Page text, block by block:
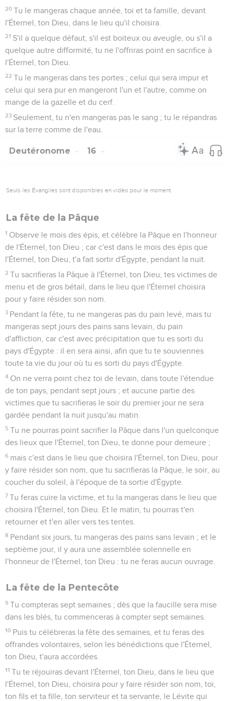
20 Tu le mangeras chaque année, toi et ta famille, devant
l'Éternel, ton Dieu, dans le lieu qu'il choisira.
21 S'il a quelque défaut, s'il est boiteux ou aveugle, ou s'il a
quelque autre difformité, tu ne l'offriras point en sacrifice à
l'Éternel, ton Dieu.
22 Tu le mangeras dans tes portes ; celui qui sera impur et
celui qui sera pur en mangeront l'un et l'autre, comme on
mange de la gazelle et du cerf.
23 Seulement, tu n'en mangeras pas le sang ; tu le répandras
sur la terre comme de l'eau.
Deutéronome 16
Seuls les Évangiles sont disponibles en vidéo pour le moment.
La fête de la Pâque
1 Observe le mois des épis, et célèbre la Pâque en l'honneur
de l'Éternel, ton Dieu ; car c'est dans le mois des épis que
l'Éternel, ton Dieu, t'a fait sortir d'Égypte, pendant la nuit.
2 Tu sacrifieras la Pâque à l'Éternel, ton Dieu, tes victimes de
menu et de gros bétail, dans le lieu que l'Éternel choisira
pour y faire résider son nom.
3 Pendant la fête, tu ne mangeras pas du pain levé, mais tu
mangeras sept jours des pains sans levain, du pain
d'affliction, car c'est avec précipitation que tu es sorti du
pays d'Égypte : il en sera ainsi, afin que tu te souviennes
toute ta vie du jour où tu es sorti du pays d'Égypte.
4 On ne verra point chez toi de levain, dans toute l'étendue
de ton pays, pendant sept jours ; et aucune partie des
victimes que tu sacrifieras le soir du premier jour ne sera
gardée pendant la nuit jusqu'au matin.
5 Tu ne pourras point sacrifier la Pâque dans l'un quelconque
des lieux que l'Éternel, ton Dieu, te donne pour demeure ;
6 mais c'est dans le lieu que choisira l'Éternel, ton Dieu, pour
y faire résider son nom, que tu sacrifieras la Pâque, le soir, au
coucher du soleil, à l'époque de ta sortie d'Égypte.
7 Tu feras cuire la victime, et tu la mangeras dans le lieu que
choisira l'Éternel, ton Dieu. Et le matin, tu pourras t'en
retourner et t'en aller vers tes tentes.
8 Pendant six jours, tu mangeras des pains sans levain ; et le
septième jour, il y aura une assemblée solennelle en
l'honneur de l'Éternel, ton Dieu : tu ne feras aucun ouvrage.
La fête de la Pentecôte
9 Tu compteras sept semaines ; dès que la faucille sera mise
dans les blés, tu commenceras à compter sept semaines.
10 Puis tu célébreras la fête des semaines, et tu feras des
offrandes volontaires, selon les bénédictions que l'Éternel,
ton Dieu, t'aura accordées.
11 Tu te réjouiras devant l'Éternel, ton Dieu, dans le lieu que
l'Éternel, ton Dieu, choisira pour y faire résider son nom, toi,
ton fils et ta fille, ton serviteur et ta servante, le Lévite qui